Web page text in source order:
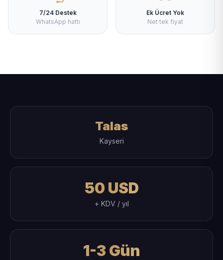
7/24 Destek
WhatsApp hattı
Ek Ücret Yok
Net tek fiyat
Talas
Kayseri
50 USD
+ KDV / yıl
1-3 Gün